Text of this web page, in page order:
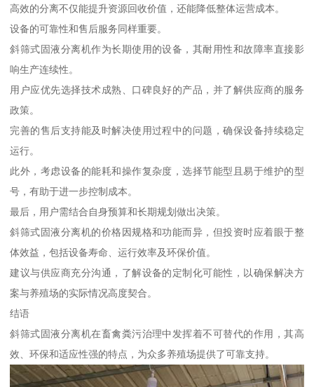
高效的分离不仅能提升资源回收价值，还能降低整体运营成本。
设备的可靠性和售后服务同样重要。
斜筛式固液分离机作为长期使用的设备，其耐用性和故障率直接影
响生产连续性。
用户应优先选择技术成熟、口碑良好的产品，并了解供应商的服务
政策。
完善的售后支持能及时解决使用过程中的问题，确保设备持续稳定
运行。
此外，考虑设备的能耗和操作复杂度，选择节能型且易于维护的型
号，有助于进一步控制成本。
最后，用户需结合自身预算和长期规划做出决策。
斜筛式固液分离机的价格因规格和功能而异，但投资时应着眼于整
体效益，包括设备寿命、运行效率及环保价值。
建议与供应商充分沟通，了解设备的定制化可能性，以确保解决方
案与养殖场的实际情况高度契合。
结语
斜筛式固液分离机在畜禽粪污治理中发挥着不可替代的作用，其高
效、环保和适应性强的特点，为众多养殖场提供了可靠支持。